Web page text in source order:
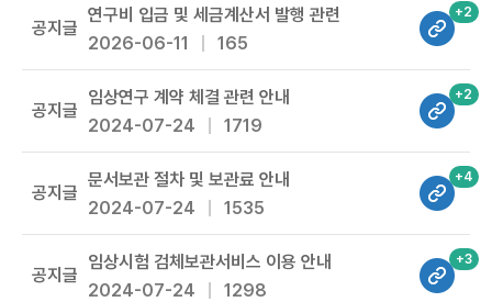
공지글
연구비 입금 및 세금계산서 발행 관련
2026-06-11
+2
165
공지글
임상연구 계약 체결 관련 안내
2024-07-24
+2
1719
공지글
문서보관 절차 및 보관료 안내
2024-07-24
+4
1535
공지글
임상시험 검체보관서비스 이용 안내
2024-07-24
+3
1298